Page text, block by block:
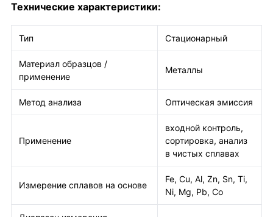
Технические характеристики:
Тип Стационарный
Материал образцов /
применение
Металлы
Метод анализа Оптическая эмиссия
Применение
входной контроль,
сортировка, анализ
в чистых сплавах
Измерение сплавов на основе
Fe, Cu, Al, Zn, Sn, Ti,
Ni, Mg, Pb, Co